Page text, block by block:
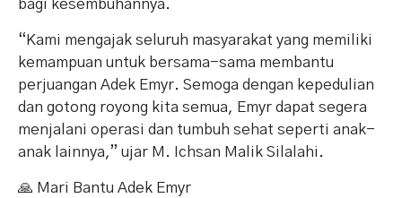
bagi kesembuhannya.
“Kami mengajak seluruh masyarakat yang memiliki
kemampuan untuk bersama-sama membantu
perjuangan Adek Emyr. Semoga dengan kepedulian
dan gotong royong kita semua, Emyr dapat segera
menjalani operasi dan tumbuh sehat seperti anak-
anak lainnya,” ujar M. Ichsan Malik Silalahi.
🙏 Mari Bantu Adek Emyr